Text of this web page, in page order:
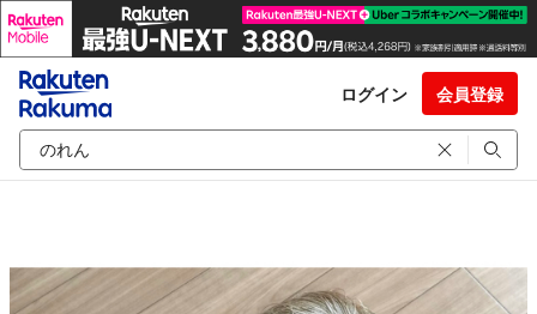
ログイン 会員登録